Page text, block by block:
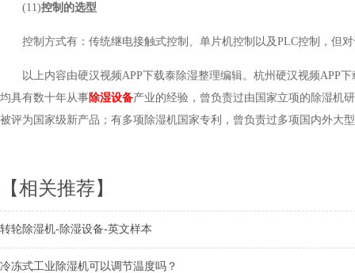
(11)控制的选型
控制方式有：传统继电接触式控制、单片机控制以及PLC控制，
以上内容由硬汉视频APP下载泰除湿整理编辑。杭州硬汉视频
均具有数十年从事除湿设备产业的经验，曾负责过由国家立项的除湿机
被评为国家级新产品；有多项除湿机国家专利，曾负责过多项国内外大型工
【相关推荐】
转轮除湿机-除湿设备-英文样本
冷冻式工业除湿机可以调节温度吗？